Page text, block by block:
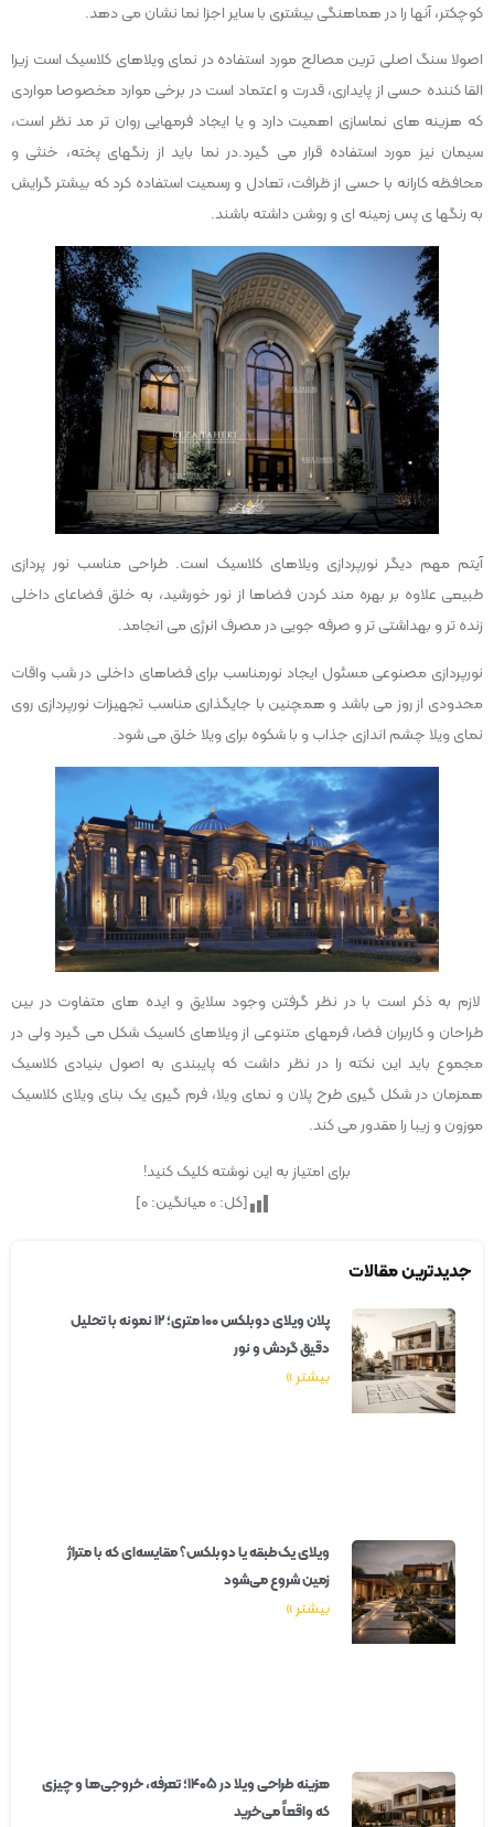
کوچکتر، آنها را در هماهنگی بیشتری با سایر اجزا نما نشان می دهد.
اصولا سنگ اصلی ترین مصالح مورد استفاده در نمای ویلاهای کلاسیک است زیرا
القا کننده حسی از پایداری، قدرت و اعتماد است در برخی موارد مخصوصا مواردی
که هزینه های نماسازی اهمیت دارد و یا ایجاد فرمهایی روان تر مد نظر است،
سیمان نیز مورد استفاده قرار می گیرد.در نما باید از رنگهای پخته، خنثی و
محافظه کارانه با حسی از ظرافت، تعادل و رسمیت استفاده کرد که بیشتر گرایش
به رنگها ی پس زمینه ای و روشن داشته باشند.
آیتم مهم دیگر نورپردازی ویلاهای کلاسیک است. طراحی مناسب نور پردازی
طبیعی علاوه بر بهره مند کردن فضاها از نور خورشید، به خلق فضاعای داخلی
زنده تر و بهداشتی تر و صرفه جویی در مصرف انرژی می انجامد.
نورپردازی مصنوعی مسئول ایجاد نورمناسب برای فضاهای داخلی در شب واقات
محدودی از روز می باشد و همچنین با جایگذاری مناسب تجهیزات نورپردازی روی
نمای ویلا چشم اندازی جذاب و با شکوه برای ویلا خلق می شود.
لازم به ذکر است با در نظر گرفتن وجود سلایق و ایده های متفاوت در بین
طراحان و کاربران فضا، فرمهای متنوعی از ویلاهای کاسیک شکل می گیرد ولی در
مجموع باید این نکته را در نظر داشت که پایبندی به اصول بنیادی کلاسیک
همزمان در شکل گیری طرح پلان و نمای ویلا، فرم گیری یک بنای ویلای کلاسیک
موزون و زیبا را مقدور می کند.
برای امتیاز به این نوشته کلیک کنید!
[کل:0میانگین:0
]
جدیدترین مقالات
پلان ویلای دوبلکس ۱۰۰ متری؛ ۱۲ نمونه با تحلیل
دقیق گردش و نور
بیشتر »
ویلای یک‌طبقه یا دوبلکس؟ مقایسه‌ای که با متراژ
زمین شروع می‌شود
بیشتر »
هزینه طراحی ویلا در ۱۴۰۵؛ تعرفه، خروجی‌ها و چیزی
که واقعاً می‌خرید